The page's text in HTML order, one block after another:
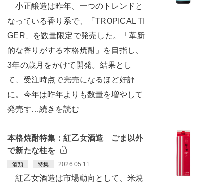
小正醸造は昨年、一つのトレンドと
なっている香り系で、「TROPICAL TI
GER」を数量限定で発売した。「革新
的な香りがする本格焼酎」を目指し、
3年の歳月をかけて開発。結果とし
て、受注時点で完売になるほど好評
に。今年は昨年よりも数量を増やして
発売す…続きを読む
本格焼酎特集：紅乙女酒造 ごま以外
で新たな柱を
酒類 特集 2026.05.11
紅乙女酒造は市場動向として、米焼